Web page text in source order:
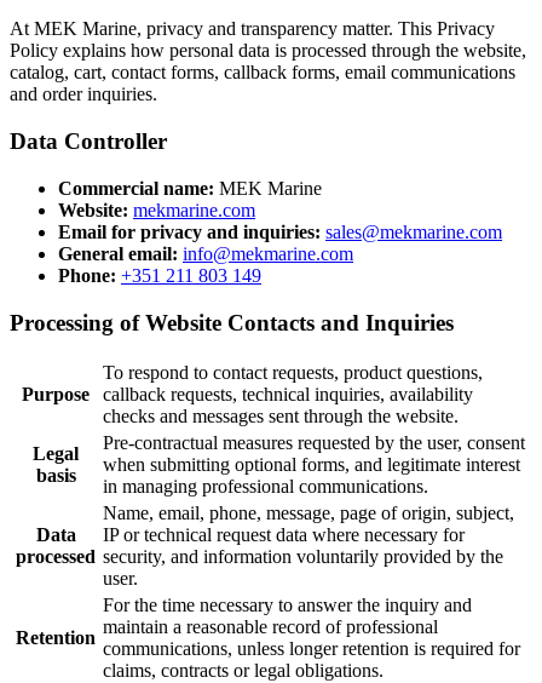
At MEK Marine, privacy and transparency matter. This Privacy
Policy explains how personal data is processed through the website,
catalog, cart, contact forms, callback forms, email communications
and order inquiries.
Data Controller
Commercial name: MEK Marine
Website: mekmarine.com
Email for privacy and inquiries: sales@mekmarine.com
General email: info@mekmarine.com
Phone: +351 211 803 149
Processing of Website Contacts and Inquiries
Purpose
To respond to contact requests, product questions,
callback requests, technical inquiries, availability
checks and messages sent through the website.
Legal
basis
Pre-contractual measures requested by the user, consent
when submitting optional forms, and legitimate interest
in managing professional communications.
Data
processed
Name, email, phone, message, page of origin, subject,
IP or technical request data where necessary for
security, and information voluntarily provided by the
user.
Retention
For the time necessary to answer the inquiry and
maintain a reasonable record of professional
communications, unless longer retention is required for
claims, contracts or legal obligations.